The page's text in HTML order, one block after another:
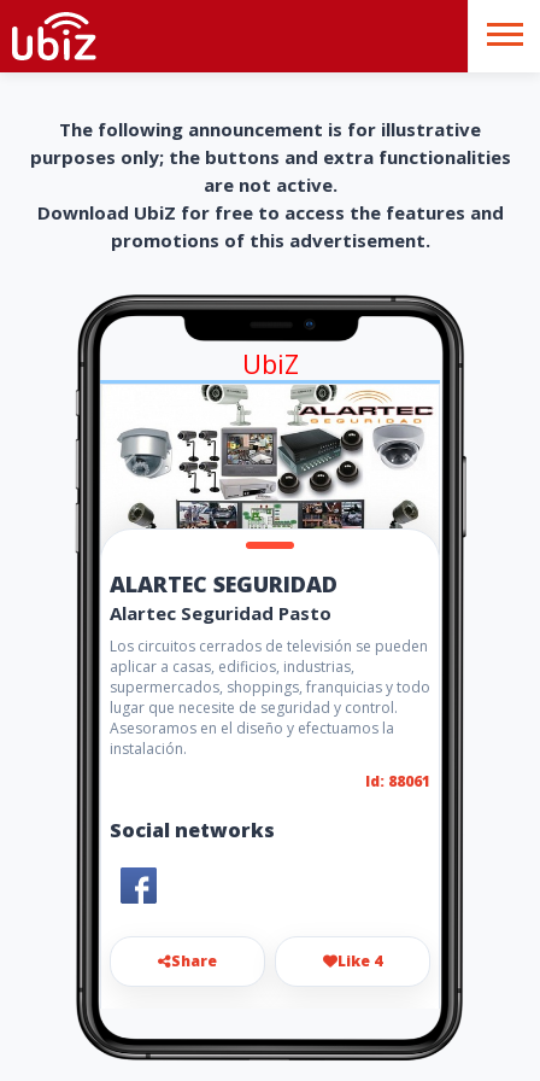
The following announcement is for illustrative
purposes only; the buttons and extra functionalities
are not active.
Download UbiZ for free to access the features and
promotions of this advertisement.
UbiZ
ALARTEC SEGURIDAD
Alartec Seguridad Pasto
Los circuitos cerrados de televisión se pueden
aplicar a casas, edificios, industrias,
supermercados, shoppings, franquicias y todo
lugar que necesite de seguridad y control.
Asesoramos en el diseño y efectuamos la
instalación.
Id: 88061
Social networks
Share Like 4
alartec_pasto@hotmail.com